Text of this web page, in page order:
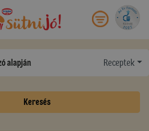
Receptek
Keresés